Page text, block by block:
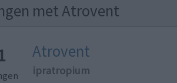
met Atrovent
Atrovent
ipratropium